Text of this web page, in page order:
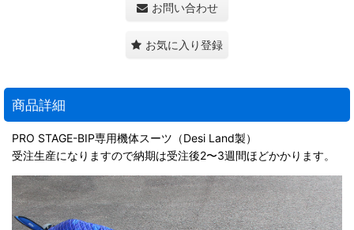
お問い合わせ
お気に入り登録
商品詳細
PRO STAGE-BIP専用機体スーツ（Desi Land製）
受注生産になりますので納期は受注後2〜3週間ほどかかります。